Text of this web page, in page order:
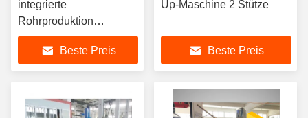
integrierte
Rohrproduktion
Maschine angepasst
Beste Preis
Up-Maschine 2 Stütze
Beste Preis